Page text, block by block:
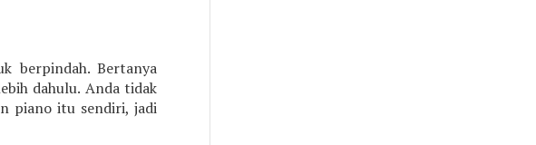
berpindah. Bertanya
dahulu. Anda tidak
piano itu sendiri, jadi